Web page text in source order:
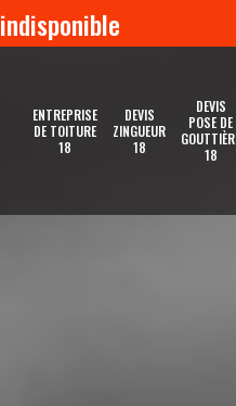
indisponible
ENTREPRISE
DE TOITURE
18
DEVIS
ZINGUEUR
18
DEVIS
POSE DE
18